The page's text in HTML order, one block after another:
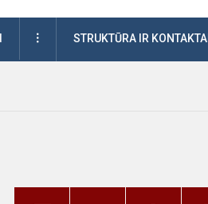
DAUGIAUSTRUKTŪRA IR KONTAKTAI